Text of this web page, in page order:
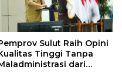
Sulut Raih Opini
Tinggi Tanpa
dari